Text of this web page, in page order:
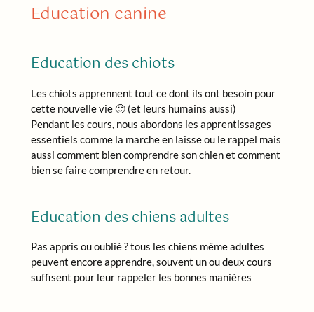
Education canine
Education des chiots
Les chiots apprennent tout ce dont ils ont besoin pour
cette nouvelle vie 🙂 (et leurs humains aussi)
Pendant les cours, nous abordons les apprentissages
essentiels comme la marche en laisse ou le rappel mais
aussi comment bien comprendre son chien et comment
bien se faire comprendre en retour.
Education des chiens adultes
Pas appris ou oublié ? tous les chiens même adultes
peuvent encore apprendre, souvent un ou deux cours
suffisent pour leur rappeler les bonnes manières